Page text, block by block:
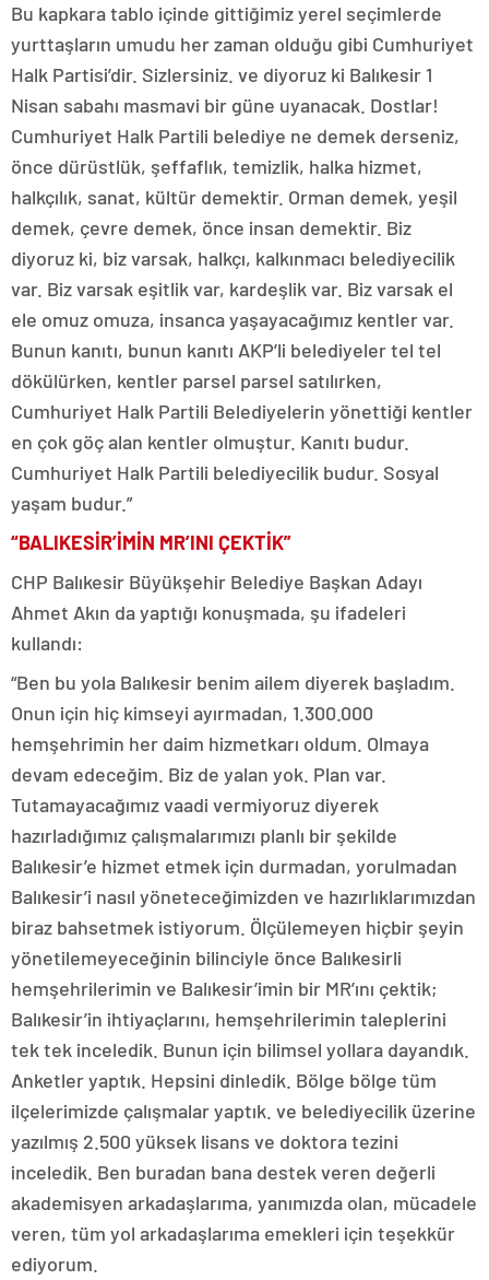
Bu kapkara tablo içinde gittiğimiz yerel seçimlerde
yurttaşların umudu her zaman olduğu gibi Cumhuriyet
Halk Partisi’dir. Sizlersiniz. ve diyoruz ki Balıkesir 1
Nisan sabahı masmavi bir güne uyanacak. Dostlar!
Cumhuriyet Halk Partili belediye ne demek derseniz,
önce dürüstlük, şeffaflık, temizlik, halka hizmet,
halkçılık, sanat, kültür demektir. Orman demek, yeşil
demek, çevre demek, önce insan demektir. Biz
diyoruz ki, biz varsak, halkçı, kalkınmacı belediyecilik
var. Biz varsak eşitlik var, kardeşlik var. Biz varsak el
ele omuz omuza, insanca yaşayacağımız kentler var.
Bunun kanıtı, bunun kanıtı AKP’li belediyeler tel tel
dökülürken, kentler parsel parsel satılırken,
Cumhuriyet Halk Partili Belediyelerin yönettiği kentler
en çok göç alan kentler olmuştur. Kanıtı budur.
Cumhuriyet Halk Partili belediyecilik budur. Sosyal
yaşam budur.”
“BALIKESİR’İMİN MR’INI ÇEKTİK”
CHP Balıkesir Büyükşehir Belediye Başkan Adayı
Ahmet Akın da yaptığı konuşmada, şu ifadeleri
kullandı:
“Ben bu yola Balıkesir benim ailem diyerek başladım.
Onun için hiç kimseyi ayırmadan, 1.300.000
hemşehrimin her daim hizmetkarı oldum. Olmaya
devam edeceğim. Biz de yalan yok. Plan var.
Tutamayacağımız vaadi vermiyoruz diyerek
hazırladığımız çalışmalarımızı planlı bir şekilde
Balıkesir’e hizmet etmek için durmadan, yorulmadan
Balıkesir’i nasıl yöneteceğimizden ve hazırlıklarımızdan
biraz bahsetmek istiyorum. Ölçülemeyen hiçbir şeyin
yönetilemeyeceğinin bilinciyle önce Balıkesirli
hemşehrilerimin ve Balıkesir’imin bir MR’ını çektik;
Balıkesir’in ihtiyaçlarını, hemşehrilerimin taleplerini
tek tek inceledik. Bunun için bilimsel yollara dayandık.
Anketler yaptık. Hepsini dinledik. Bölge bölge tüm
ilçelerimizde çalışmalar yaptık. ve belediyecilik üzerine
yazılmış 2.500 yüksek lisans ve doktora tezini
inceledik. Ben buradan bana destek veren değerli
akademisyen arkadaşlarıma, yanımızda olan, mücadele
veren, tüm yol arkadaşlarıma emekleri için teşekkür
ediyorum.